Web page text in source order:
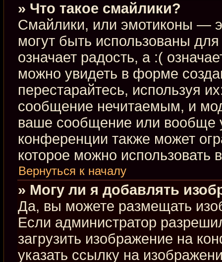
» Что такое смайлики?
Смайлики, или эмотиконы —
могут быть использованы
означает радость, а :(
можно увидеть в форме
перестарайтесь, используя
сообщение нечитаемым, и
ваше сообщение или вообще
конференции также может
которое можно использовать
Вернуться к началу
» Могу ли я добавлять
Да, вы можете размещать
Если администратор
загрузить изображение на
указать ссылку на